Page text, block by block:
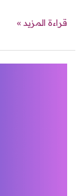
قراءة المزيد »